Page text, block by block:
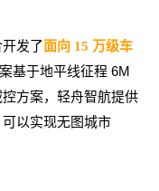
发了面向 15 万级车
基于地平线征程 6M
方案，轻舟智航提供
以实现无图城市